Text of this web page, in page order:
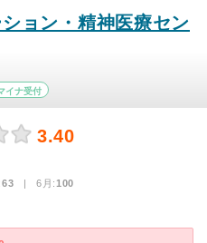
ョン・精神医療セン
イナ受付
3.40
63 | 6月:100